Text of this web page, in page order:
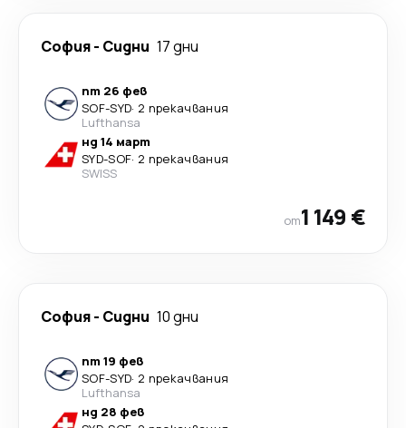
София- Сидни 17 дни
пт 26 фев
SOF-SYD· 2 прекачвания
Lufthansa
нд 14 март
SYD-SOF· 2 прекачвания
SWISS
от1 149 €
София- Сидни 10 дни
пт 19 фев
SOF-SYD· 2 прекачвания
Lufthansa
нд 28 фев